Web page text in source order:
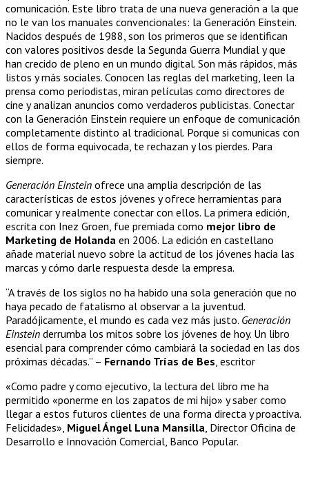
comunicación. Este libro trata de una nueva generación a la que
no le van los manuales convencionales: la Generación Einstein.
Nacidos después de 1988, son los primeros que se identifican
con valores positivos desde la Segunda Guerra Mundial y que
han crecido de pleno en un mundo digital. Son más rápidos, más
listos y más sociales. Conocen las reglas del marketing, leen la
prensa como periodistas, miran películas como directores de
cine y analizan anuncios como verdaderos publicistas. Conectar
con la Generación Einstein requiere un enfoque de comunicación
completamente distinto al tradicional. Porque si comunicas con
ellos de forma equivocada, te rechazan y los pierdes. Para
siempre.
Generación Einstein ofrece una amplia descripción de las
características de estos jóvenes y ofrece herramientas para
comunicar y realmente conectar con ellos. La primera edición,
escrita con Inez Groen, fue premiada como mejor libro de
Marketing de Holanda en 2006. La edición en castellano
añade material nuevo sobre la actitud de los jóvenes hacia las
marcas y cómo darle respuesta desde la empresa.
“A través de los siglos no ha habido una sola generación que no
haya pecado de fatalismo al observar a la juventud.
Paradójicamente, el mundo es cada vez más justo. Generación
Einstein derrumba los mitos sobre los jóvenes de hoy. Un libro
esencial para comprender cómo cambiará la sociedad en las dos
próximas décadas.” – Fernando Trías de Bes , escritor
«Como padre y como ejecutivo, la lectura del libro me ha
permitido «ponerme en los zapatos de mi hijo» y saber como
llegar a estos futuros clientes de una forma directa y proactiva.
Felicidades», Miguel Ángel Luna Mansilla , Director Oficina de
Desarrollo e Innovación Comercial, Banco Popular.